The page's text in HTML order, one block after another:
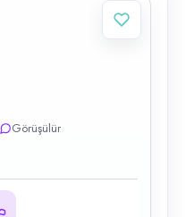
Görüşülür